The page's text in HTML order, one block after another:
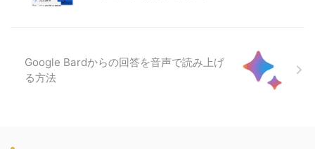
Google Bardからの回答を音声で読み上げ
る方法